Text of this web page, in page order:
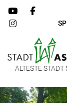
ÄLTESTE